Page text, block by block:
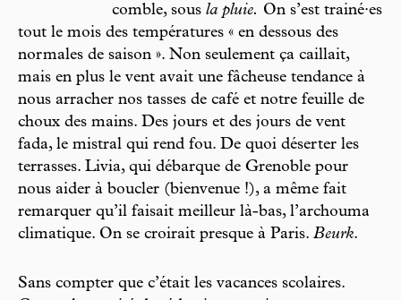
comble, sous la pluie. On s’est trainé·es
tout le mois des températures « en dessous des
normales de saison ». Non seulement ça caillait,
mais en plus le vent avait une fâcheuse tendance à
nous arracher nos tasses de café et notre feuille de
choux des mains. Des jours et des jours de vent
fada, le mistral qui rend fou. De quoi déserter les
terrasses. Livia, qui débarque de Grenoble pour
nous aider à boucler (bienvenue !), a même fait
remarquer qu’il faisait meilleur là-bas, l’archouma
climatique. On se croirait presque à Paris. Beurk.
Sans compter que c’était les vacances scolaires.